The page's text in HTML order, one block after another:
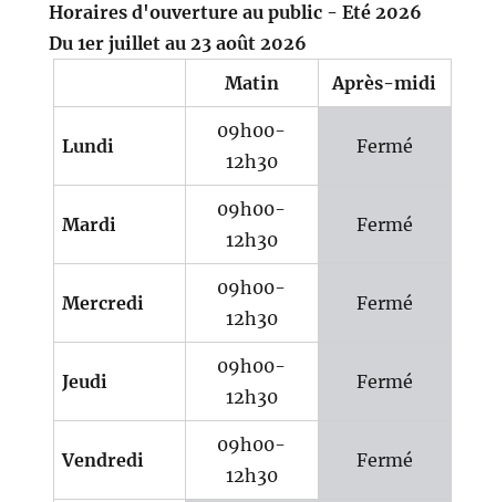
Horaires d'ouverture au public - Eté 2026
Du 1er juillet au 23 août 2026
Matin
Après-midi
Lundi
09h00-
12h30
Fermé
Mardi
09h00-
12h30
Fermé
Mercredi
09h00-
12h30
Fermé
Jeudi
09h00-
12h30
Fermé
Vendredi
09h00-
12h30
Fermé